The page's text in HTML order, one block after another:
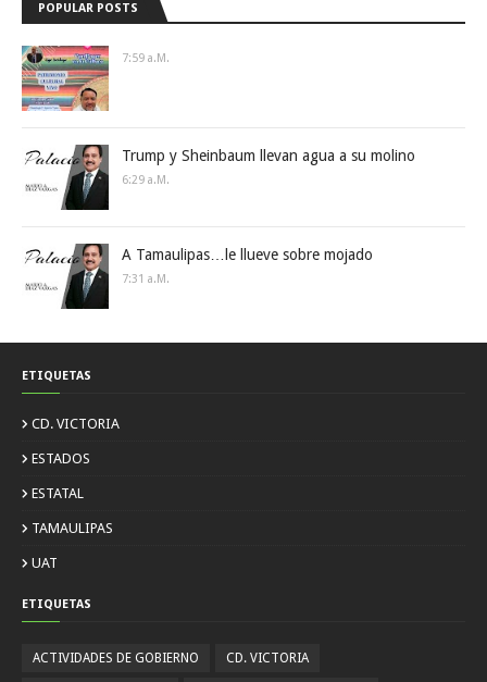
POPULAR POSTS
7:59 A.m.
Trump y Sheinbaum llevan agua a su molino
6:29 A.m.
A Tamaulipas…le llueve sobre mojado
7:31 A.m.
ETIQUETAS
CD. VICTORIA
ESTADOS
ESTATAL
TAMAULIPAS
UAT
ETIQUETAS
ACTIVIDADES DE GOBIERNO CD. VICTORIA